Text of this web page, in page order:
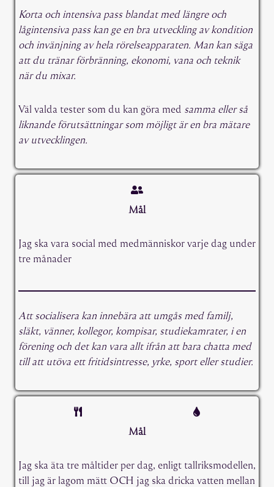
Korta och intensiva pass blandat med längre och
lågintensiva pass kan ge en bra utveckling av kondition
och invänjning av hela rörelseapparaten. Man kan säga
att du tränar förbränning, ekonomi, vana och teknik
när du mixar.
Väl valda tester som du kan göra med samma eller så
liknande förutsättningar som möjligt är en bra mätare
av utvecklingen.
Mål
Jag ska vara social med medmänniskor varje dag under
tre månader
Att socialisera kan innebära att umgås med familj,
släkt, vänner, kollegor, kompisar, studiekamrater, i en
förening och det kan vara allt ifrån att bara chatta med
till att utöva ett fritidsintresse, yrke, sport eller studier.
Mål
Jag ska äta tre måltider per dag, enligt tallriksmodellen,
till jag är lagom mätt OCH jag ska dricka vatten mellan